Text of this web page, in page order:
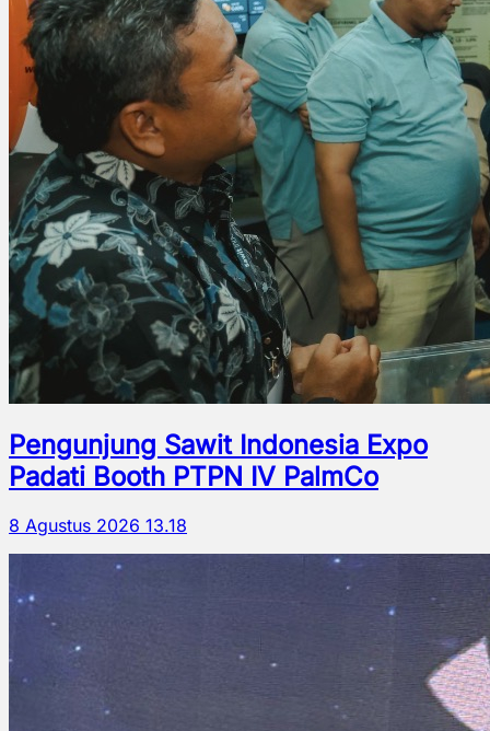
Pengunjung Sawit Indonesia Expo
Padati Booth PTPN IV PalmCo
8 Agustus 2026 13.18